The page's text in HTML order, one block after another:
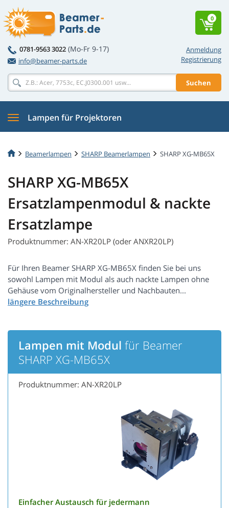
Anmeldung
Registrierung
0781-9563 3022 (Mo-Fr 9-17)
info@beamer-parts.de
Suchen
0
Lampen für Projektoren
Beamerlampen SHARP Beamerlampen SHARP XG-MB65X
SHARP XG-MB65X
Ersatzlampenmodul & nackte
Ersatzlampe
Produktnummer: AN-XR20LP (oder ANXR20LP)
Für Ihren Beamer SHARP XG-MB65X finden Sie bei uns
sowohl Lampen mit Modul als auch nackte Lampen ohne
Gehäuse vom Originalhersteller und Nachbauten...
Lampen mit Modul für Beamer
SHARP XG-MB65X
Produktnummer: AN-XR20LP
Einfacher Austausch für jedermann